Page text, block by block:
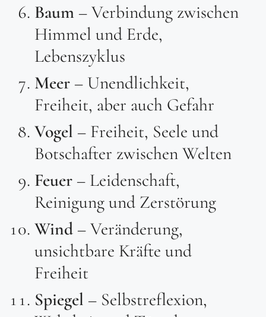
Baum – Verbindung zwischen
Himmel und Erde,
Lebenszyklus
Meer – Unendlichkeit,
Freiheit, aber auch Gefahr
Vogel – Freiheit, Seele und
Botschafter zwischen Welten
Feuer – Leidenschaft,
Reinigung und Zerstörung
Wind – Veränderung,
unsichtbare Kräfte und
Freiheit
Spiegel – Selbstreflexion,